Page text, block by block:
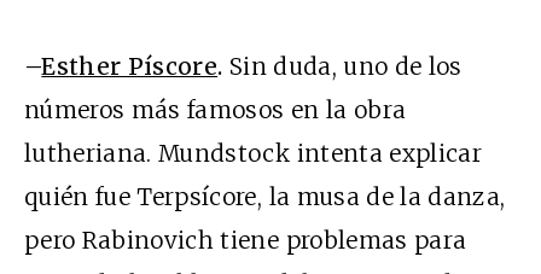
–Esther Píscore. Sin duda, uno de los
números más famosos en la obra
lutheriana. Mundstock intenta explicar
quién fue Terpsícore, la musa de la danza,
pero Rabinovich tiene problemas para